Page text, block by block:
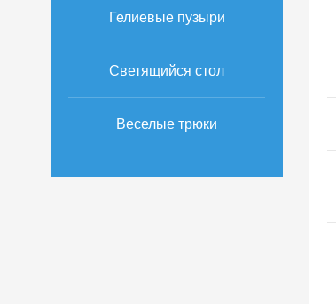
Гелиевые пузыри
Светящийся стол
Веселые трюки